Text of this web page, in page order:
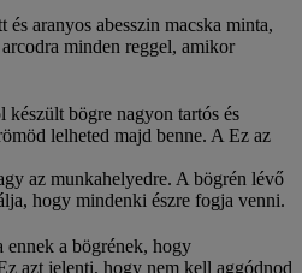
aranyos abesszin macska minta,
minden reggel, amikor
készült bögre nagyon tartós és
lelheted majd benne. A Ez az
az munkahelyedre. A bögrén lévő
hogy mindenki észre fogja venni.
a bögrének, hogy
azt jelenti, hogy nem kell aggódnod